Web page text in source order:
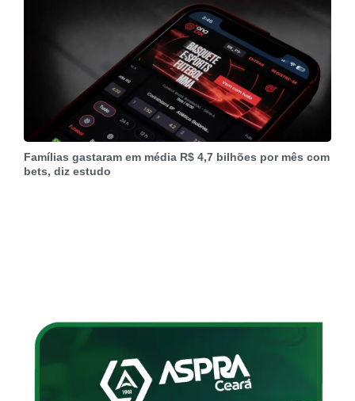
Famílias gastaram em média R$ 4,7 bilhões por mês com
bets, diz estudo